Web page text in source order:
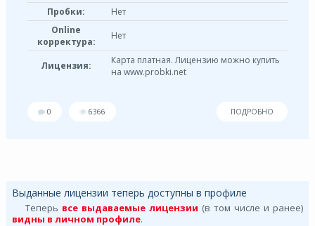
Пробки:
Нет
Online
корректура:
Нет
Лицензия:
Карта платная. Лицензию можно купить
на www.probki.net
0 6366 ПОДРОБНО
Выданные лицензии теперь доступны в профиле
Теперь все выдаваемые лицензии (в том числе и ранее)
видны в личном профиле.